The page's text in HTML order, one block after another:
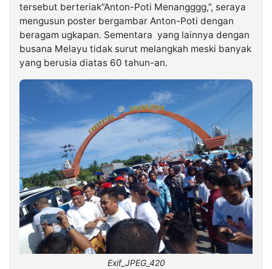
tersebut berteriak”Anton-Poti Menangggg,”, seraya
mengusun poster bergambar Anton-Poti dengan
beragam ugkapan. Sementara yang lainnya dengan
busana Melayu tidak surut melangkah meski banyak
yang berusia diatas 60 tahun-an.
Exif_JPEG_420